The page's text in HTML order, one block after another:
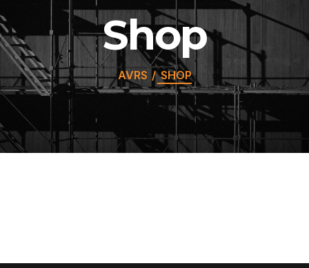
Shop
AVRS SHOP